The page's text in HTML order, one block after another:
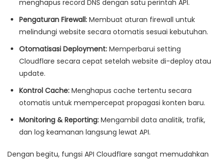
menghapus record DNS dengan satu perintah API.
Pengaturan Firewall: Membuat aturan firewall untuk
melindungi website secara otomatis sesuai kebutuhan.
Otomatisasi Deployment: Memperbarui setting
Cloudflare secara cepat setelah website di-deploy atau
update.
Kontrol Cache: Menghapus cache tertentu secara
otomatis untuk mempercepat propagasi konten baru.
Monitoring & Reporting: Mengambil data analitik, trafik,
dan log keamanan langsung lewat API.
Dengan begitu, fungsi API Cloudflare sangat memudahkan